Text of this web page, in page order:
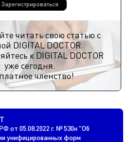
Зарегистрироваться
читать свою статью с
DIGITAL DOCTOR
к DIGITAL DOCTOR
уже сегодня.
членство!
от 05.08.2022 г. № 530н "Об
унифицированных форм